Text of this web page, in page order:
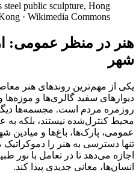
steel public sculpture, Hong
· Wikimedia Commons
هنر در منظر عمومی:
شهر
یکی از مهم‌ترین روندهای هنر
دیوارهای سفید گالری‌ها و
روزمره مردم است. مجسمه‌ها دیگر
محیط کنترل‌شده نیستند، بلکه
عمومی، پارک‌ها، باغ‌ها و میادین
تنها دسترسی به هنر را دموکراتیک
اجازه می‌دهد تا در تعامل با نور
انسان‌ها، معانی جدیدی پیدا کند.